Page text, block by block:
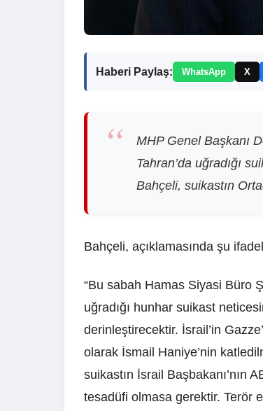
Haberi Paylaş: WhatsApp X
MHP Genel Başkanı
Tahran’da uğradığı
Bahçeli, suikastın
Bahçeli, açıklamasında şu
“Bu sabah Hamas Siyasi Büro
uğradığı hunhar suikast
derinleştirecektir. İsrail’in
olarak İsmail Haniye’nin
suikastın İsrail Başbakanı’nın
tesadüfi olmasa gerektir. Terör